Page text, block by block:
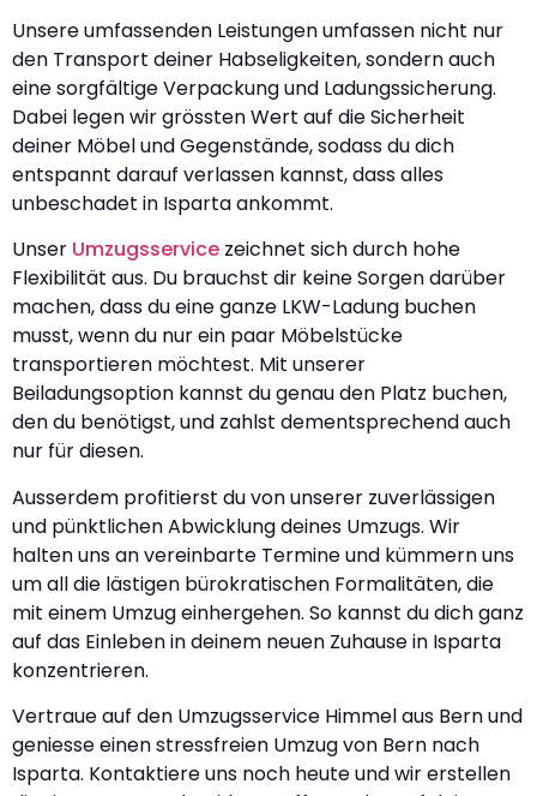
Unsere umfassenden Leistungen umfassen nicht nur
den Transport deiner Habseligkeiten, sondern auch
eine sorgfältige Verpackung und Ladungssicherung.
Dabei legen wir grössten Wert auf die Sicherheit
deiner Möbel und Gegenstände, sodass du dich
entspannt darauf verlassen kannst, dass alles
unbeschadet in Isparta ankommt.
Unser Umzugsservice zeichnet sich durch hohe
Flexibilität aus. Du brauchst dir keine Sorgen darüber
machen, dass du eine ganze LKW-Ladung buchen
musst, wenn du nur ein paar Möbelstücke
transportieren möchtest. Mit unserer
Beiladungsoption kannst du genau den Platz buchen,
den du benötigst, und zahlst dementsprechend auch
nur für diesen.
Ausserdem profitierst du von unserer zuverlässigen
und pünktlichen Abwicklung deines Umzugs. Wir
halten uns an vereinbarte Termine und kümmern uns
um all die lästigen bürokratischen Formalitäten, die
mit einem Umzug einhergehen. So kannst du dich ganz
auf das Einleben in deinem neuen Zuhause in Isparta
konzentrieren.
Vertraue auf den Umzugsservice Himmel aus Bern und
geniesse einen stressfreien Umzug von Bern nach
Isparta. Kontaktiere uns noch heute und wir erstellen